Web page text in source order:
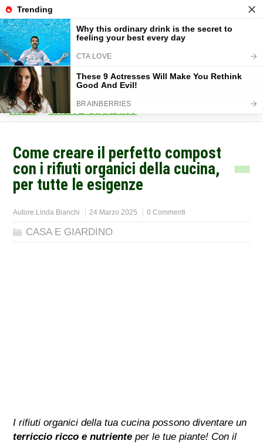
Home> CASA E GIARDINO
Come creare il perfetto compost
con i rifiuti organici della cucina,
per tutte le esigenze
Autore:Linda Bianchi 24 Marzo 2025 0 Commenti
CASA E GIARDINO
I rifiuti organici della tua cucina possono diventare un
terriccio ricco e nutriente per le tue piante! Con il